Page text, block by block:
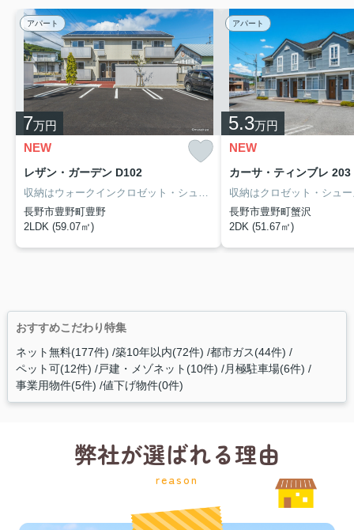
アパート
7万円
NEW
レザン・ガーデン D102
長野市豊野町豊野
2LDK (59.07㎡)
アパート
5.3万円
NEW
カーサ・ティンブレ 203
長野市豊野町蟹沢
2DK (51.67㎡)
おすすめこだわり特集
ネット無料(177件) 築10年以内(72件) 都市ガス(44件)
ペット可(12件) 戸建・メゾネット(10件) 月極駐車場(6件)
事業用物件(5件) 値下げ物件(0件)
弊社が選ばれる理由
reason